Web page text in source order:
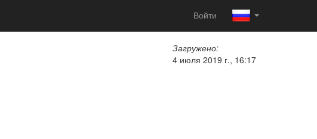
Войти
Загружено:
4 июля 2019 г., 16:17